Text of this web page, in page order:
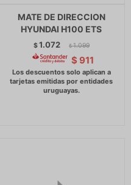
MATE DE DIRECCION
HYUNDAI H100 ETS
$1.072 $ 1.099
$ 911